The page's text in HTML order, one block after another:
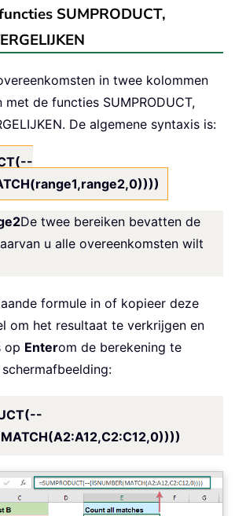
SUMPRODUCT,
in twee kolommen
de functies SUMPRODUCT,
De algemene syntaxis is:
De twee bereiken bevatten de
u alle overeenkomsten wilt
formule in of kopieer deze
om het resultaat te verkrijgen en
op Enterom de berekening te